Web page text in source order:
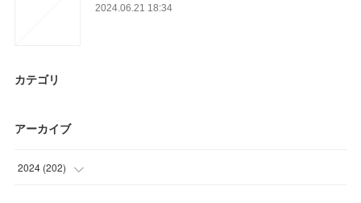
2024.06.21 18:34
カテゴリ
アーカイブ
2024 (202)